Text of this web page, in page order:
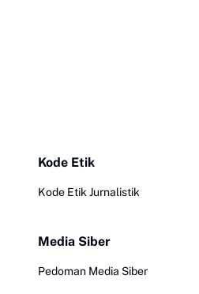
Kode Etik
Kode Etik Jurnalistik
Media Siber
Pedoman Media Siber